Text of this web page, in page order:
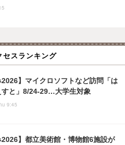
セスランキング
2026】マイクロソフトなど訪問「は
すと」8/24-29…大学生対象
9:45
2026】都立美術館・博物館6施設が